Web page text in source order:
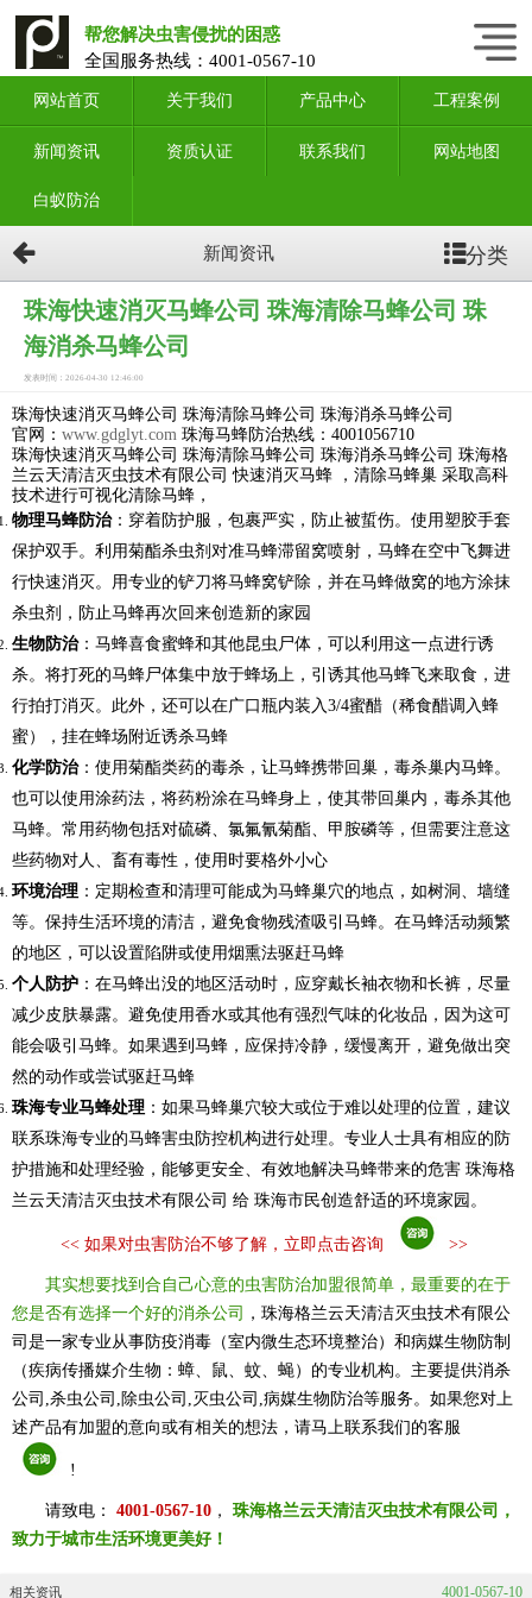
帮您解决虫害侵扰的困惑
全国服务热线：4001-0567-10
网站首页 关于我们 产品中心 工程案例
新闻资讯 资质认证 联系我们 网站地图
白蚁防治
新闻资讯 分类
珠海快速消灭马蜂公司 珠海清除马蜂公司 珠
海消杀马蜂公司
发表时间：2026-04-30 12:46:00
珠海快速消灭马蜂公司 珠海清除马蜂公司 珠海消杀马蜂公司
官网： www.gdglyt.com 珠海马蜂防治热线：4001056710
珠海快速消灭马蜂公司 珠海清除马蜂公司 珠海消杀马蜂公司 珠海格
兰云天清洁灭虫技术有限公司 快速消灭马蜂 ，清除马蜂巢 采取高科
技术进行可视化清除马蜂，
物理马蜂防治：穿着防护服，包裹严实，防止被蜇伤。使用塑胶手套
保护双手。利用菊酯杀虫剂对准马蜂滞留窝喷射，马蜂在空中飞舞进
行快速消灭。用专业的铲刀将马蜂窝铲除，并在马蜂做窝的地方涂抹
杀虫剂，防止马蜂再次回来创造新的家园
生物防治：马蜂喜食蜜蜂和其他昆虫尸体，可以利用这一点进行诱
杀。将打死的马蜂尸体集中放于蜂场上，引诱其他马蜂飞来取食，进
行拍打消灭。此外，还可以在广口瓶内装入3/4蜜醋（稀食醋调入蜂
蜜），挂在蜂场附近诱杀马蜂
化学防治：使用菊酯类药的毒杀，让马蜂携带回巢，毒杀巢内马蜂。
也可以使用涂药法，将药粉涂在马蜂身上，使其带回巢内，毒杀其他
马蜂。常用药物包括对硫磷、氯氟氰菊酯、甲胺磷等，但需要注意这
些药物对人、畜有毒性，使用时要格外小心
环境治理 ：定期检查和清理可能成为马蜂巢穴的地点，如树洞、墙缝
等。保持生活环境的清洁，避免食物残渣吸引马蜂。在马蜂活动频繁
的地区，可以设置陷阱或使用烟熏法驱赶马蜂
个人防护 ：在马蜂出没的地区活动时，应穿戴长袖衣物和长裤，尽量
减少皮肤暴露。避免使用香水或其他有强烈气味的化妆品，因为这可
能会吸引马蜂。如果遇到马蜂，应保持冷静，缓慢离开，避免做出突
然的动作或尝试驱赶马蜂
珠海专业马蜂处理 ：如果马蜂巢穴较大或位于难以处理的位置，建议
联系珠海专业的马蜂害虫防控机构进行处理。专业人士具有相应的防
护措施和处理经验，能够更安全、有效地解决马蜂带来的危害 珠海格
兰云天清洁灭虫技术有限公司 给 珠海市民创造舒适的环境家园。
<< 如果对虫害防治不够了解，立即点击咨询 >>
其实想要找到合自己心意的虫害防治加盟很简单，最重要的在于
您是否有选择一个好的消杀公司
，珠海格兰云天清洁灭虫技术有限公
司是一家专业从事防疫消毒（室内微生态环境整治）和病媒生物防制
（疾病传播媒介生物：蟑、鼠、蚊、蝇）的专业机构。主要提供消杀
公司,杀虫公司,除虫公司,灭虫公司,病媒生物防治等服务。如果您对上
述产品有加盟的意向或有相关的想法，请马上联系我们的客服
!
请致电： 4001-0567-10 ， 珠海格兰云天清洁灭虫技术有限公司，
致力于城市生活环境更美好！
相关资讯 4001-0567-10